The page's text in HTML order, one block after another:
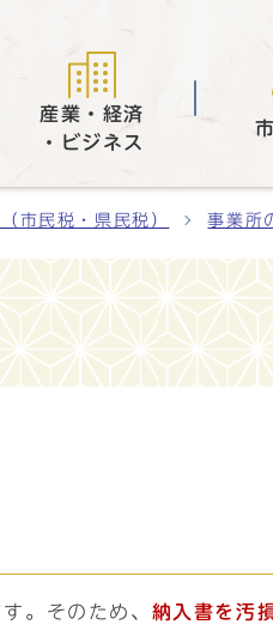
産業・経済
・ビジネス
市民税・県民税） 事業所
。そのため、 納入書を汚